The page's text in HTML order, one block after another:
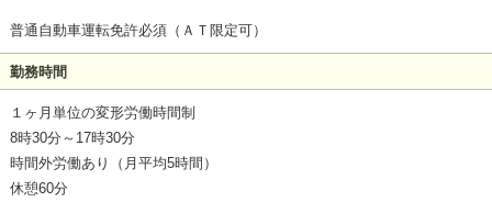
普通自動車運転免許必須（ＡＴ限定可）
勤務時間
１ヶ月単位の変形労働時間制
8時30分～17時30分
時間外労働あり（月平均5時間）
休憩60分